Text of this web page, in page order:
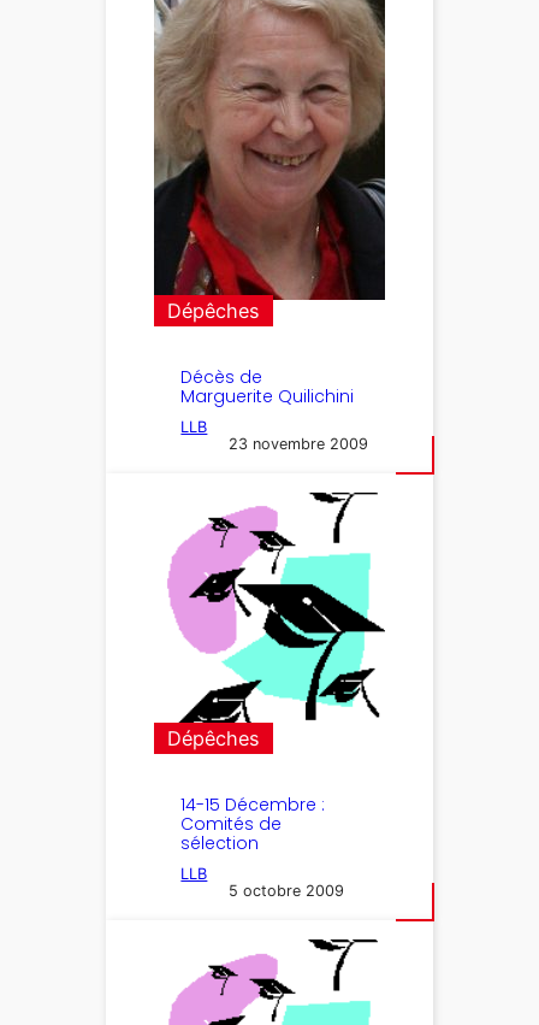
Dépêches
Décès de
Marguerite Quilichini
LLB
23 novembre 2009
Dépêches
14-15 Décembre :
Comités de
sélection
LLB
5 octobre 2009